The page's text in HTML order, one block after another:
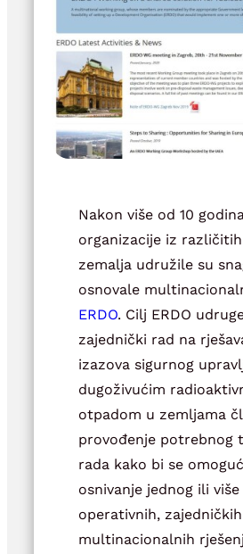
Nakon više od 10
organizacije iz
zemalja udružile su
osnovale
ERDO. Cilj ERDO
zajednički rad na
izazova sigurnog
dugoživućim
otpadom u zemljama
provođenje potrebnog
rada kako bi se
osnivanje jednog ili više
operativnih, zajedničkih
multinacionalnih